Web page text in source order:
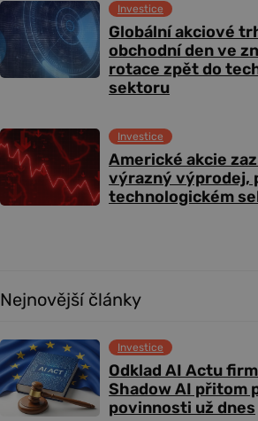
Globální akciové
obchodní den ve
rotace zpět do
sektoru
Investice
Americké akcie
výrazný výprodej,
technologickém
Investice
Nejnovější články
Odklad AI Actu
Shadow AI přitom
povinnosti už dnes
Investice